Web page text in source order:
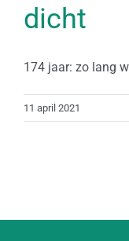
dicht
174 jaar: zo lang
11 april 2021